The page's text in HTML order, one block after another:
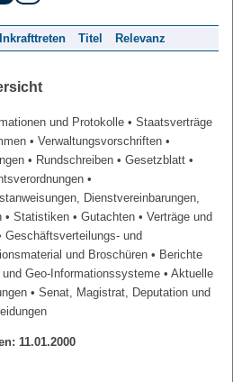
Inkrafttreten Titel Relevanz
und Protokolle • Staatsverträge
• Verwaltungsvorschriften •
• Rundschreiben • Gesetzblatt •
•
Dienstvereinbarungen,
• Statistiken • Gutachten • Verträge und
Geschäftsverteilungs- und
und Broschüren • Berichte
Geo-Informationssysteme • Aktuelle
• Senat, Magistrat, Deputation und
11.01.2000